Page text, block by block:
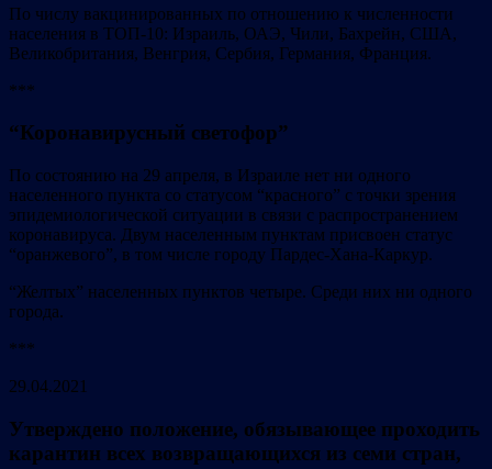
По числу вакцинированных по отношению к численности
населения в ТОП-10: Израиль, ОАЭ, Чили, Бахрейн, США,
Великобритания, Венгрия, Сербия, Германия, Франция.
***
“Коронавирусный светофор”
По состоянию на 29 апреля, в Израиле нет ни одного
населенного пункта со статусом “красного” с точки зрения
эпидемиологической ситуации в связи с распространением
коронавируса. Двум населенным пунктам присвоен статус
“оранжевого”, в том числе городу Пардес-Хана-Каркур.
“Желтых” населенных пунктов четыре. Среди них ни одного
города.
***
29.04.2021
Утверждено положение, обязывающее проходить
карантин всех возвращающихся из семи стран,